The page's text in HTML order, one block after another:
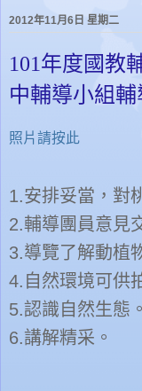
2012年11月6日 星期二
101年度國教
中輔導小組
照片請按此
1.安排妥當，對
2.輔導團員意見
3.導覽了解動植
4. 自然環境可供
5.認識自然生態。
6.講解精采。